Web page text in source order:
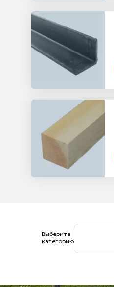
Выберите
категорию